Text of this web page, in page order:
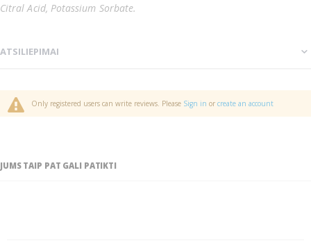
Citral Acid, Potassium Sorbate.
ATSILIEPIMAI
Only registered users can write reviews. Please Sign in or create an account
JUMS TAIP PAT GALI PATIKTI